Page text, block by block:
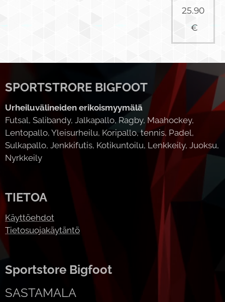
25.90
€
SPORTSTRORE BIGFOOT
Urheiluvälineiden erikoismyymälä
Futsal, Salibandy, Jalkapallo, Ragby, Maahockey,
Lentopallo, Yleisurheilu, Koripallo, tennis, Padel,
Sulkapallo, Jenkkifutis, Kotikuntoilu, Lenkkeily, Juoksu,
Nyrkkeily
TIETOA
Käyttöehdot
Tietosuojakäytäntö
Sportstore Bigfoot
SASTAMALA